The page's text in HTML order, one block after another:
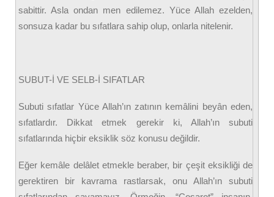
sabittir. Asla ondan men edilemez. Yüce Allah ezelden,
sonsuza kadar bu sıfatlara sahip olup, onlarla nitelenir.
SUBUT-İ VE SELB-İ SIFATLAR
Subuti sıfatlar Yüce Allah’ın zatının kemâlini beyân eden,
sıfatlardır. Dikkat etmek gerekir ki, Allah’ın subuti
sıfatlarında hiçbir eksiklik söz konusu değildir.
Eğer kemâle delâlet etmekle beraber, bir çeşit eksikliği de
gerektiren bir kavrama rastlarsak, onu Allah’ın subuti